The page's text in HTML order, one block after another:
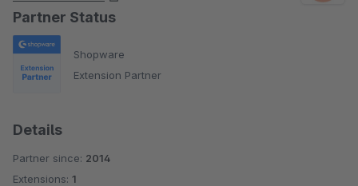
Partner Status
Shopware
Extension Partner
Details
Partner since: 2014
Extensions: 1